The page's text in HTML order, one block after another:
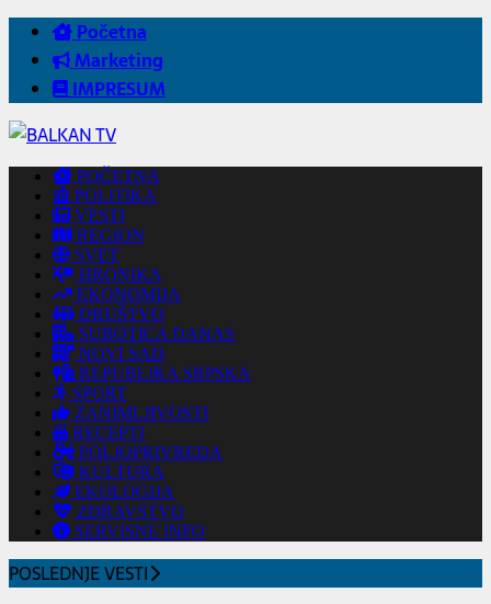
Početna
Marketing
IMPRESUM
POČETNA
POLITIKA
VESTI
REGION
SVET
HRONIKA
EKONOMIJA
DRUŠTVO
SUBOTICA DANAS
NOVI SAD
REPUBLIKA SRPSKA
SPORT
ZANIMLJIVOSTI
RECEPTI
POLJOPRIVREDA
KULTURA
EKOLOGIJA
ZDRAVSTVO
SERVISNE INFO
POSLEDNJE VESTI